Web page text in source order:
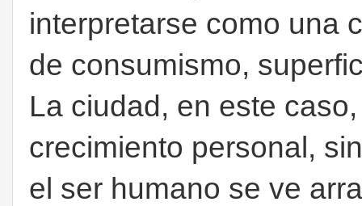
interpretarse como una
de consumismo,
La ciudad, en este
crecimiento personal,
el ser humano se ve